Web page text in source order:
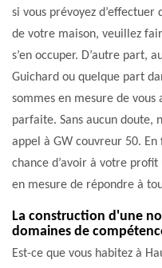
si vous prévoyez
de votre maison, veuillez
s’en occuper. D’autre part,
Guichard ou quelque part
sommes en mesure de
parfaite. Sans aucun doute,
appel à GW couvreur 50.
chance d’avoir à votre
en mesure de répondre à
La construction d'une
domaines de
Est-ce que vous habitez à